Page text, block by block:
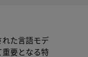
た言語モデ
重要となる特